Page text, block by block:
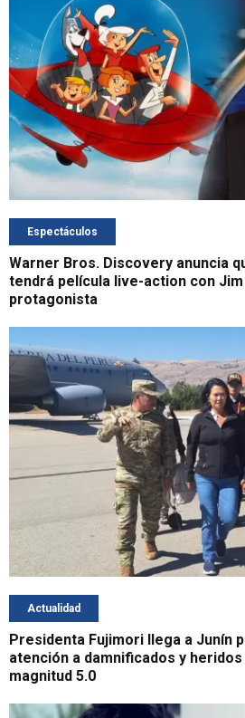
Espectáculos
Warner Bros. Discovery anuncia
tendrá película live-action con
protagonista
Actualidad
Presidenta Fujimori llega a Junín
atención a damnificados y
magnitud 5.0